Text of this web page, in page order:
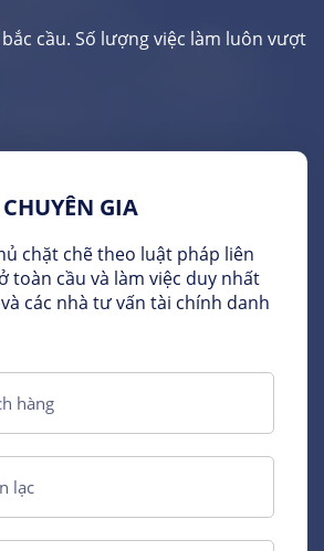
GIA
chặt chẽ theo luật pháp liên
toàn cầu và làm việc duy nhất
các nhà tư vấn tài chính danh
cầu. Số lượng việc làm luôn vượt